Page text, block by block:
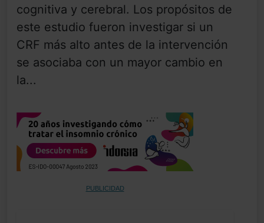
cognitiva y cerebral. Los propósitos de
este estudio fueron investigar si un
CRF más alto antes de la intervención
se asociaba con un mayor cambio en
la...
PUBLICIDAD